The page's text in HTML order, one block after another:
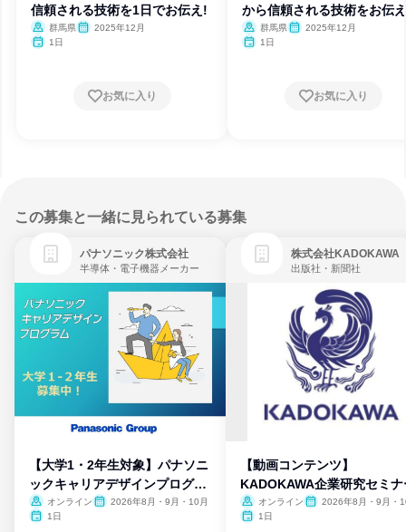
信頼される技術を1日でお伝え!
群馬県
2025年12月
1日
お気に入り
から信頼される技術をお伝え
群馬県
2025年12月
1日
お気に入り
この募集と一緒に見られている募集
パナソニック株式会社
半導体・電子機器メーカー
【大学1・2年生対象】パナソニ
ックキャリアデザインプログラ
ム
オンライン
2026年8月・9月・10月
1日
株式会社KADOKAWA
出版社・新聞社
【動画コンテンツ】
KADOKAWA企業研究セミナ
オンライン
2026年8月・9月・
1日